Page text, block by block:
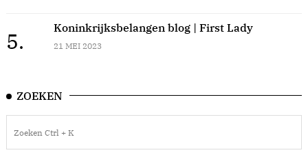
5.
Koninkrijksbelangen blog | First Lady
21 MEI 2023
ZOEKEN